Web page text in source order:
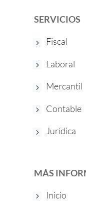
SERVICIOS
Fiscal
Laboral
Mercantil
Contable
Jurídica
MÁS
Inicio